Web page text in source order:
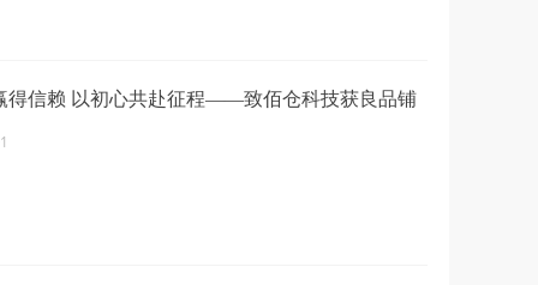
得信赖 以初心共赴征程——致佰仓科技获良品铺